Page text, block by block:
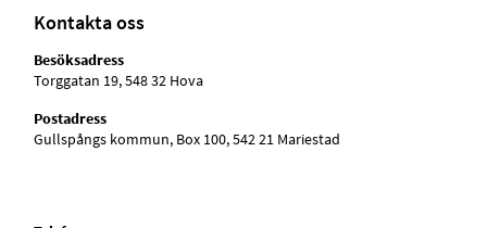
Kontakta oss
Besöksadress
Torggatan 19, 548 32 Hova
Postadress
Gullspångs kommun, Box 100, 542 21 Mariestad